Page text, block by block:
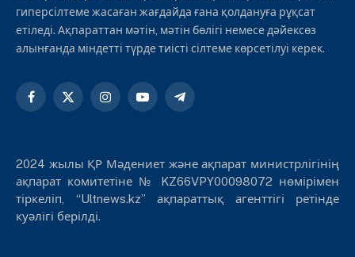
гиперсілтеме жасаған жағдайда ғана қолдануға рұқсат
етіледі. Ақпараттан мәтін, мәтін бөлігі немесе дәйексөз
алынғанда міндетті түрде тиісті сілтеме көрсетілуі керек.
Facebook
X
InstagramYouTubeTelegram
2024 жылы ҚР Мәдениет және ақпарат министрлігінің
ақпарат комитетіне № KZ66VPY00098072 нөмірімен
тіркеліп, “Ultnews.kz” ақпараттық агенттігі ретінде
куәлігі берілді.